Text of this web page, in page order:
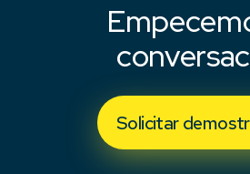
Solicitar